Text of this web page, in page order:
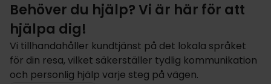
Behöver du hjälp? Vi är här för att
hjälpa dig!
Vi tillhandahåller kundtjänst på det lokala språket
för din resa, vilket säkerställer tydlig kommunikation
och personlig hjälp varje steg på vägen.